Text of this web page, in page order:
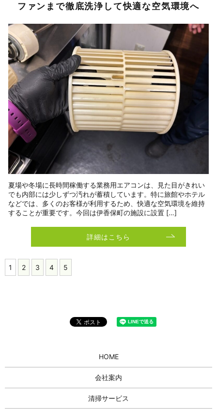
ファンまで徹底洗浄して快適な空気環境へ
夏場や冬場に長時間稼働する業務用エアコンは、見た目がきれい
でも内部には少しずつ汚れが蓄積しています。特に旅館やホテル
などでは、多くのお客様が利用するため、快適な空気環境を維持
することが重要です。今回は伊香保町の施設に設置 […]
詳細はこちら
1 2 3 4 5
HOME
会社案内
清掃サービス